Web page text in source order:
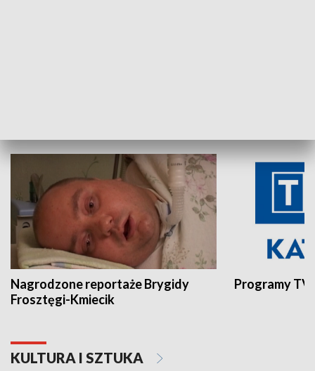
Nagrodzone reportaże Brygidy
Frosztęgi-Kmiecik
Programy
KULTURA I SZTUKA